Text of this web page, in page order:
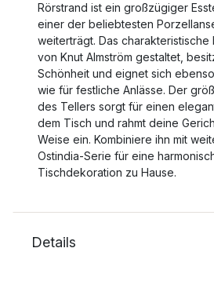
Rörstrand ist ein großzügiger
einer der beliebtesten
weiterträgt. Das charakteristische
von Knut Almström gestaltet,
Schönheit und eignet sich
wie für festliche Anlässe. Der
des Tellers sorgt für einen
dem Tisch und rahmt deine
Weise ein. Kombiniere ihn mit
Ostindia-Serie für eine
Tischdekoration zu Hause.
Details